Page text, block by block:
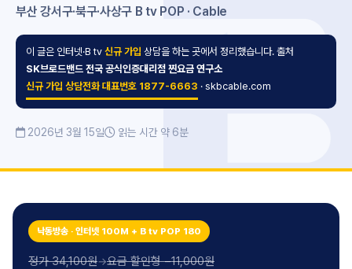
부산 강서구·북구·사상구 B tv POP · Cable
이 글은 인터넷·B tv 신규 가입 상담을 하는 곳에서 정리했습니다. 출처
SK브로드밴드 전국 공식인증대리점 찐요금 연구소
신규 가입 상담전화 대표번호 1877-6663 · skbcable.com
2026년 3월 15일 읽는 시간 약 6분
낙동방송 · 인터넷 100M + B tv POP 180
정가 34,100원→요금 할인형 −11,000원